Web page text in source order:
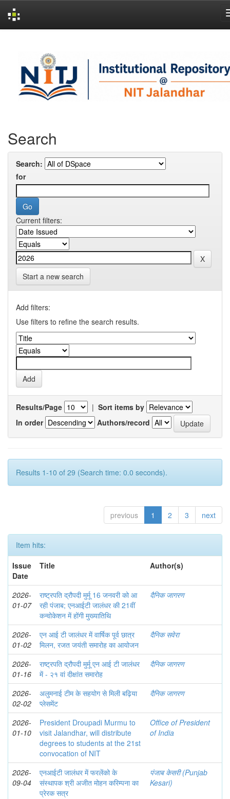
Search
Search:
for
Current filters:
Start a new search
Add filters:
Use filters to refine the search results.
Results/Page | Sort items by
In order
Authors/record
Results 1-10 of 29 (Search time: 0.0 seconds).
previous 1 2 3 next
Item hits:
Issue
Date
Title Author(s)
2026-
01-07
राष्ट्रपति द्रौपदी मुर्मू 16 जनवरी को आ
रही पंजाब; एनआईटी जालंधर की 21वीं
कन्वोकेशन में होंगी मुख्यातिथि
दैनिक जागरण
2026-
01-02
एन आई टी जालंधर में वार्षिक पूर्व छात्र
मिलन, रजत जयंती समारोह का आयोजन
दैनिक सवेरा
2026-
01-16
राष्ट्रपति द्रौपदी मुर्मू एन आई टी जालंधर
में - २१ वां दीक्षांत समारोह
दैनिक जागरण
2026-
02-02
अलुमनाई टीम के सहयोग से मिली बढ़िया
प्लेसमेंट
दैनिक जागरण
2026-
01-10
President Droupadi Murmu to
visit Jalandhar, will distribute
degrees to students at the 21st
convocation of NIT
Office of President
of India
2026-
09-04
एनआईटी जालंधर में फरलेंको के
संस्थापक श्री अजीत मोहन करिम्पना का
प्रेरक सत्र
पंजाब केसरी (Punjab
Kesari)